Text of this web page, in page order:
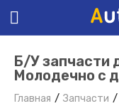
Б/У запчасти
Молодечно с
Главная Запчасти